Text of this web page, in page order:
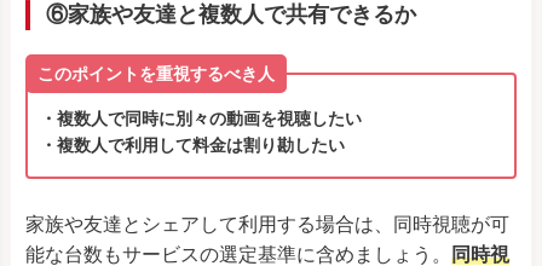
⑥家族や友達と複数人で共有できるか
このポイントを重視するべき人
・複数人で同時に別々の動画を視聴したい
・複数人で利用して料金は割り勘したい
家族や友達とシェアして利用する場合は、同時視聴が可
能な台数もサービスの選定基準に含めましょう。 同時視